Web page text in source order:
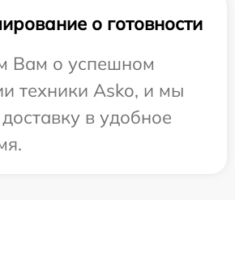
о готовности
Вам о успешном
техники Asko, и мы
в удобное